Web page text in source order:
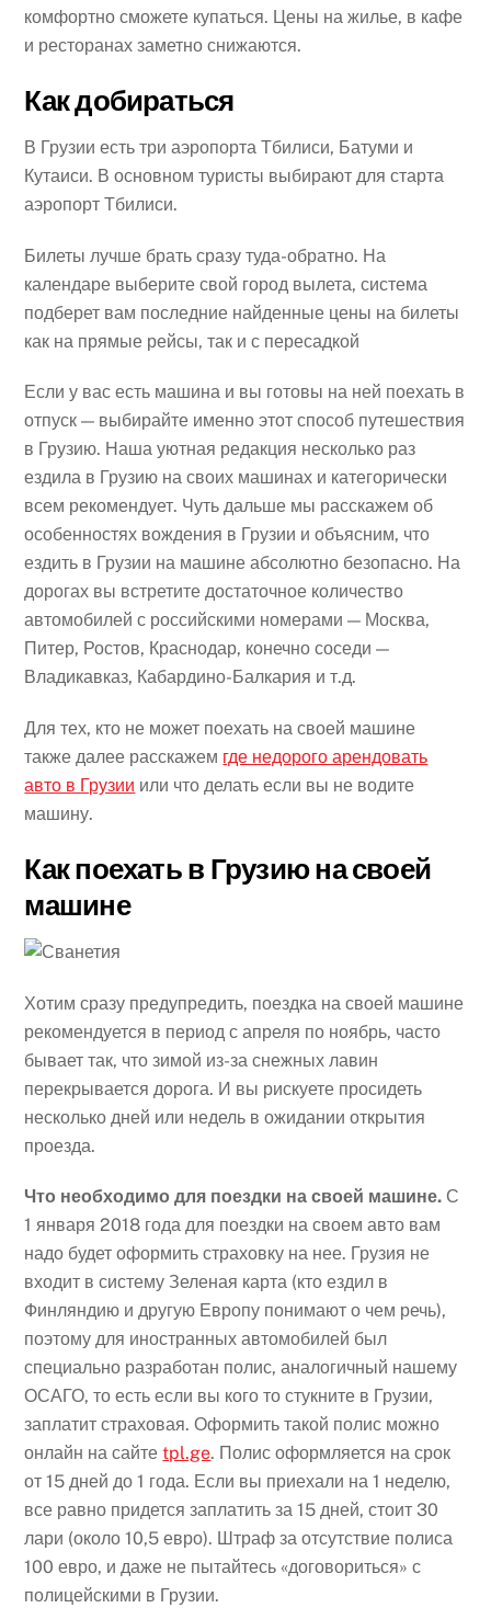
комфортно сможете купаться. Цены на жилье, в кафе
и ресторанах заметно снижаются.
Как добираться
В Грузии есть три аэропорта Тбилиси, Батуми и
Кутаиси. В основном туристы выбирают для старта
аэропорт Тбилиси.
Билеты лучше брать сразу туда-обратно. На
календаре выберите свой город вылета, система
подберет вам последние найденные цены на билеты
как на прямые рейсы, так и с пересадкой
Если у вас есть машина и вы готовы на ней поехать в
отпуск — выбирайте именно этот способ путешествия
в Грузию. Наша уютная редакция несколько раз
ездила в Грузию на своих машинах и категорически
всем рекомендует. Чуть дальше мы расскажем об
особенностях вождения в Грузии и объясним, что
ездить в Грузии на машине абсолютно безопасно. На
дорогах вы встретите достаточное количество
автомобилей с российскими номерами — Москва,
Питер, Ростов, Краснодар, конечно соседи —
Владикавказ, Кабардино-Балкария и т.д.
Для тех, кто не может поехать на своей машине
также далее расскажем где недорого арендовать
авто в Грузии или что делать если вы не водите
машину.
Как поехать в Грузию на своей
машине
Хотим сразу предупредить, поездка на своей машине
рекомендуется в период с апреля по ноябрь, часто
бывает так, что зимой из-за снежных лавин
перекрывается дорога. И вы рискуете просидеть
несколько дней или недель в ожидании открытия
проезда.
Что необходимо для поездки на своей машине. С
1 января 2018 года для поездки на своем авто вам
надо будет оформить страховку на нее. Грузия не
входит в систему Зеленая карта (кто ездил в
Финляндию и другую Европу понимают о чем речь),
поэтому для иностранных автомобилей был
специально разработан полис, аналогичный нашему
ОСАГО, то есть если вы кого то стукните в Грузии,
заплатит страховая. Оформить такой полис можно
онлайн на сайтеtpl.ge. Полис оформляется на срок
от 15 дней до 1 года. Если вы приехали на 1 неделю,
все равно придется заплатить за 15 дней, стоит 30
лари (около 10,5 евро). Штраф за отсутствие полиса
100 евро, и даже не пытайтесь «договориться» с
полицейскими в Грузии.